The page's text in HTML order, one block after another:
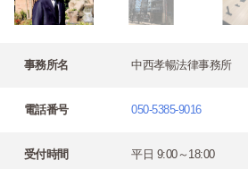
事務所名 中西孝暢法律事務所
電話番号 050-5385-9016
受付時間 平日 9:00～18:00